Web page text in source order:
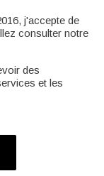
j'accepte de
consulter notre
des
et les